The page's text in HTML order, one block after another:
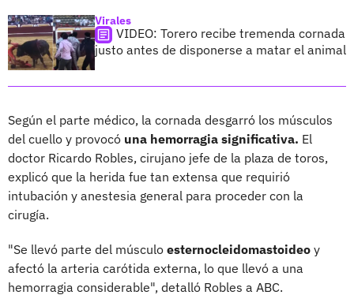
Virales
VIDEO: Torero recibe tremenda cornada
justo antes de disponerse a matar el animal
Según el parte médico, la cornada desgarró los músculos
del cuello y provocó una hemorragia significativa. El
doctor Ricardo Robles, cirujano jefe de la plaza de toros,
explicó que la herida fue tan extensa que requirió
intubación y anestesia general para proceder con la
cirugía.
"Se llevó parte del músculo esternocleidomastoideo y
afectó la arteria carótida externa, lo que llevó a una
hemorragia considerable", detalló Robles a ABC.